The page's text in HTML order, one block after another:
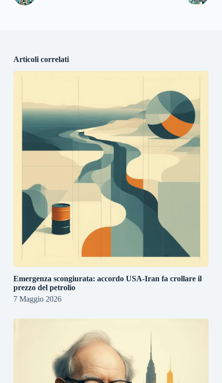
Articoli correlati
Emergenza scongiurata: accordo USA-Iran fa crollare il
prezzo del petrolio
7 Maggio 2026